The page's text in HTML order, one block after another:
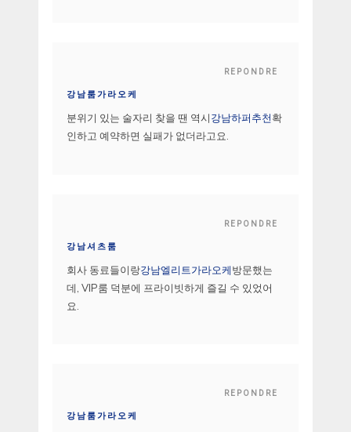
REPONDRE
강남룸가라오케
분위기 있는 술자리 찾을 땐 역시강남하퍼추천확
인하고 예약하면 실패가 없더라고요.
REPONDRE
강남셔츠룸
회사 동료들이랑강남엘리트가라오케방문했는
데, VIP룸 덕분에 프라이빗하게 즐길 수 있었어
요.
REPONDRE
강남룸가라오케